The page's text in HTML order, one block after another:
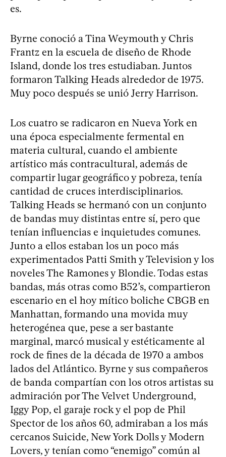
es.
Byrne conoció a Tina Weymouth y Chris
Frantz en la escuela de diseño de Rhode
Island, donde los tres estudiaban. Juntos
formaron Talking Heads alrededor de 1975.
Muy poco después se unió Jerry Harrison.
Los cuatro se radicaron en Nueva York en
una época especialmente fermental en
materia cultural, cuando el ambiente
artístico más contracultural, además de
compartir lugar geográfico y pobreza, tenía
cantidad de cruces interdisciplinarios.
Talking Heads se hermanó con un conjunto
de bandas muy distintas entre sí, pero que
tenían influencias e inquietudes comunes.
Junto a ellos estaban los un poco más
experimentados Patti Smith y Television y los
noveles The Ramones y Blondie. Todas estas
bandas, más otras como B52’s, compartieron
escenario en el hoy mítico boliche CBGB en
Manhattan, formando una movida muy
heterogénea que, pese a ser bastante
marginal, marcó musical y estéticamente al
rock de fines de la década de 1970 a ambos
lados del Atlántico. Byrne y sus compañeros
de banda compartían con los otros artistas su
admiración por The Velvet Underground,
Iggy Pop, el garaje rock y el pop de Phil
Spector de los años 60, admiraban a los más
cercanos Suicide, New York Dolls y Modern
Lovers, y tenían como “enemigo” común al